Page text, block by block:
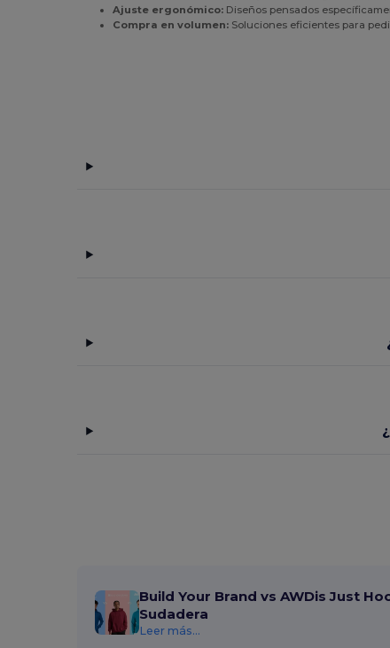
Ajuste ergonómico: Diseños pensados
Compra en volumen: Soluciones eficientes para
Build Your Brand vs AWDis Just
Sudadera
Leer más...